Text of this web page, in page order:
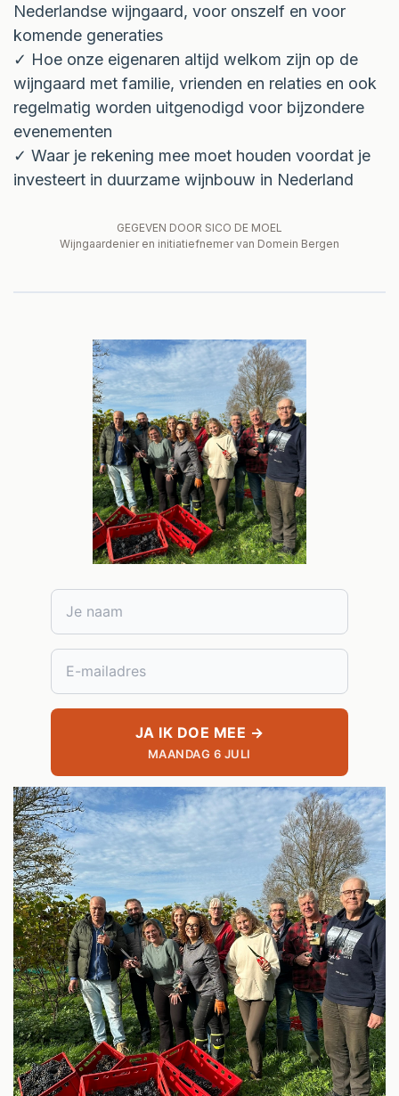
Nederlandse wijngaard, voor onszelf en voor
komende generaties
✓ Hoe onze eigenaren altijd welkom zijn op de
wijngaard met familie, vrienden en relaties en ook
regelmatig worden uitgenodigd voor bijzondere
evenementen
✓ Waar je rekening mee moet houden voordat je
investeert in duurzame wijnbouw in Nederland
GEGEVEN DOOR SICO DE MOEL
Wijngaardenier en initiatiefnemer van Domein Bergen
JA IK DOE MEE →
MAANDAG 6 JULI